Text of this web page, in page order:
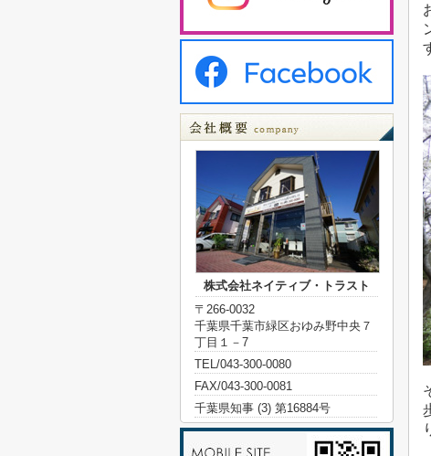
株式会社ネイティブ・トラスト
〒266-0032
千葉県千葉市緑区おゆみ野中央７
丁目１－7
TEL/043-300-0080
FAX/043-300-0081
千葉県知事 (3) 第16884号